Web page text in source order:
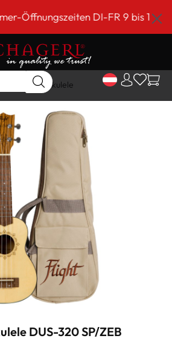
DI-FR 9 bis 18
Strings Ukulele
DUS-320 SP/ZEB